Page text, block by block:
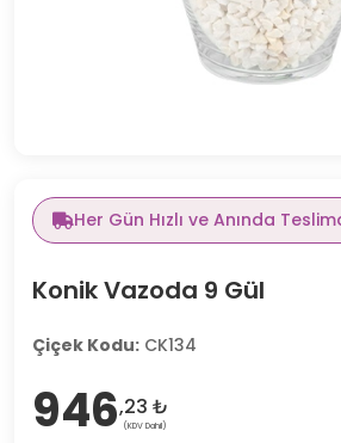
Her Gün Hızlı ve Anında
Konik Vazoda 9 Gül
Çiçek Kodu: CK134
946,23 ₺
(KDV Dahil)